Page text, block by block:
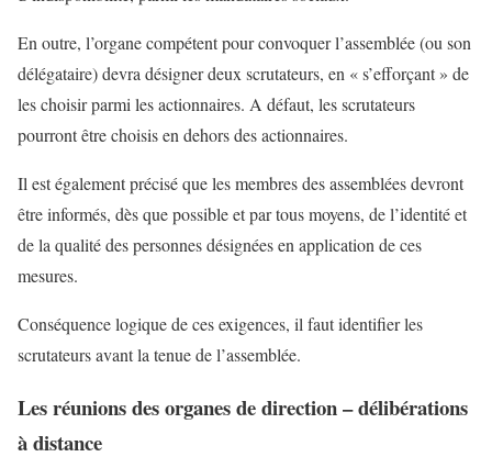
En outre, l’organe compétent pour convoquer l’assemblée (ou son
délégataire) devra désigner deux scrutateurs, en « s’efforçant » de
les choisir parmi les actionnaires. A défaut, les scrutateurs
pourront être choisis en dehors des actionnaires.
Il est également précisé que les membres des assemblées devront
être informés, dès que possible et par tous moyens, de l’identité et
de la qualité des personnes désignées en application de ces
mesures.
Conséquence logique de ces exigences, il faut identifier les
scrutateurs avant la tenue de l’assemblée.
Les réunions des organes de direction – délibérations
à distance